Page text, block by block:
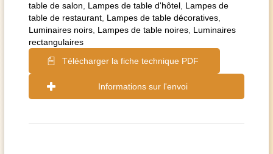
table de salon
Lampes de table d'hôtel Lampes de
table de restaurant Lampes de table décoratives
Luminaires noirs Lampes de table noires Luminaires
rectangulaires
Télécharger la fiche technique PDF
Informations sur l'envoi